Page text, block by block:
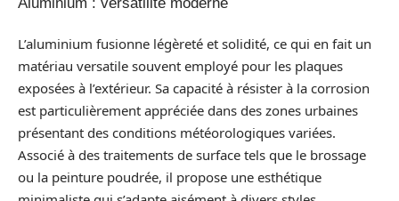
L’aluminium fusionne légèreté et solidité, ce qui en fait un
matériau versatile souvent employé pour les plaques
exposées à l’extérieur. Sa capacité à résister à la corrosion
est particulièrement appréciée dans des zones urbaines
présentant des conditions météorologiques variées.
Associé à des traitements de surface tels que le brossage
ou la peinture poudrée, il propose une esthétique